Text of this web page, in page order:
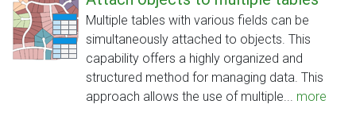
Multiple tables with various fields can be
simultaneously attached to objects. This
capability offers a highly organized and
structured method for managing data. This
approach allows the use of multiple... more